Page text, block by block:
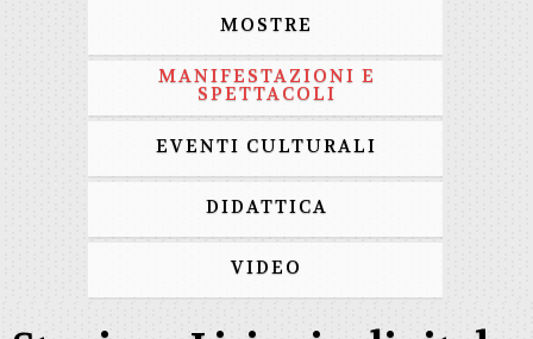
MOSTRE
MANIFESTAZIONI E
SPETTACOLI
EVENTI CULTURALI
DIDATTICA
VIDEO